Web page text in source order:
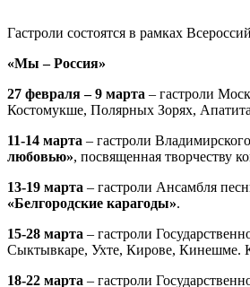
Гастроли состоятся в рамках
«Мы – Россия»
27 февраля – 9 марта – гастроли
Костомукше, Полярных Зорях,
11-14 марта – гастроли
любовью», посвященная творчеству
13-19 марта – гастроли Ансамбля
«Белгородские карагоды».
15-28 марта – гастроли
Сыктывкаре, Ухте, Кирове, Кинешме.
18-22 марта – гастроли